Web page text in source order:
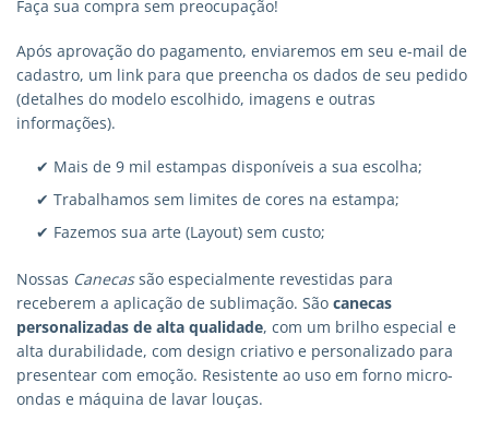
Faça sua compra sem preocupação!
Após aprovação do pagamento, enviaremos em seu e-mail de
cadastro, um link para que preencha os dados de seu pedido
(detalhes do modelo escolhido, imagens e outras
informações).
✔ Mais de 9 mil estampas disponíveis a sua escolha;
✔ Trabalhamos sem limites de cores na estampa;
✔ Fazemos sua arte (Layout) sem custo;
Nossas Canecassão especialmente revestidas para
receberem a aplicação de sublimação. São canecas
personalizadas de alta qualidade, com um brilho especial e
alta durabilidade, com design criativo e personalizado para
presentear com emoção. Resistente ao uso em forno micro-
ondas e máquina de lavar louças.